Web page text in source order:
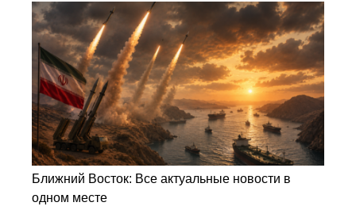
Ближний Восток: Все актуальные новости в
одном месте